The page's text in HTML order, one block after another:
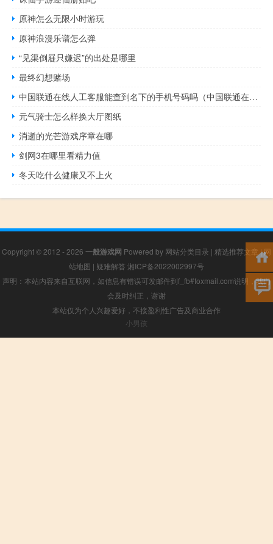
原神怎么无限小时游玩
原神浪漫乐谱怎么弹
“见渠倒屣只嫌迟”的出处是哪里
最终幻想赌场
中国联通在线人工客服能查到名下的手机号码吗（中国联通在线人工客服）
元气骑士怎么样换大厅图纸
消逝的光芒游戏序章在哪
剑网3在哪里看精力值
冬天吃什么健康又不上火
Copyright © 2012 - 2026 一般游戏网 Powered by 网站分类目录 | 精选推荐文章 |网
站地图 | 疑难解答 湘ICP备2022002997号
声明：本站内容来自互联网，如信息有错误可发邮件到f_fb#foxmail.com说明，我们
会及时纠正，谢谢
本站仅为个人兴趣爱好，不接盈利性广告及商业合作
小男孩